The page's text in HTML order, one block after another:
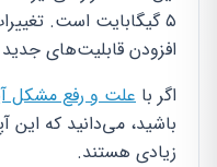
۵ گیگابایت است.
افزودن قابلیت‌های
اگر با علت و رفع مشکل
باشید، می‌دانید که این
زیادی هستند.